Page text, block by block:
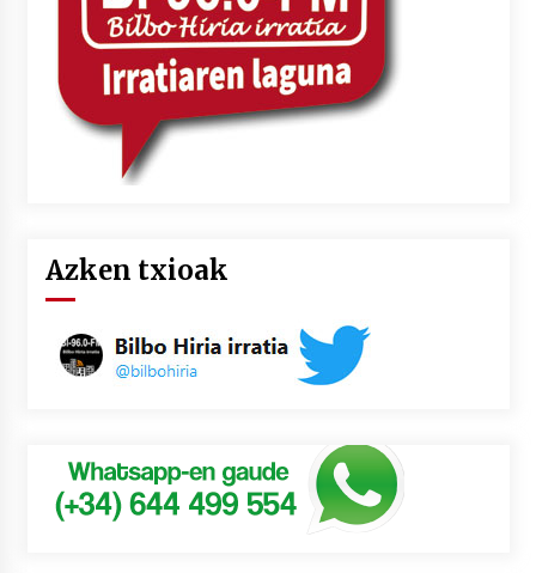
Azken txioak